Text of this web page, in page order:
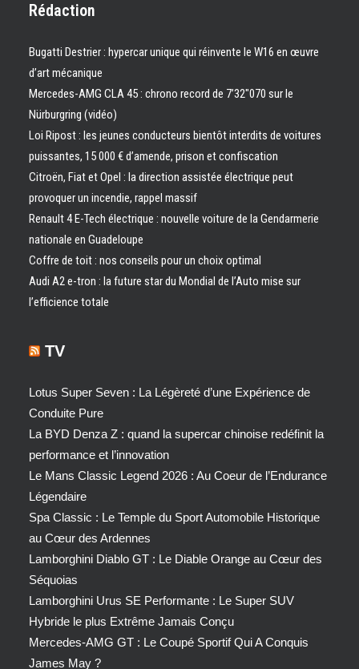
Rédaction
Bugatti Destrier : hypercar unique qui réinvente le W16 en œuvre
d’art mécanique
Mercedes-AMG CLA 45 : chrono record de 7’32″070 sur le
Nürburgring (vidéo)
Loi Ripost : les jeunes conducteurs bientôt interdits de voitures
puissantes, 15 000 € d’amende, prison et confiscation
Citroën, Fiat et Opel : la direction assistée électrique peut
provoquer un incendie, rappel massif
Renault 4 E-Tech électrique : nouvelle voiture de la Gendarmerie
nationale en Guadeloupe
Coffre de toit : nos conseils pour un choix optimal
Audi A2 e-tron : la future star du Mondial de l’Auto mise sur
l’efficience totale
TV
Lotus Super Seven : La Légèreté d’une Expérience de
Conduite Pure
La BYD Denza Z : quand la supercar chinoise redéfinit la
performance et l’innovation
Le Mans Classic Legend 2026 : Au Coeur de l’Endurance
Légendaire
Spa Classic : Le Temple du Sport Automobile Historique
au Cœur des Ardennes
Lamborghini Diablo GT : Le Diable Orange au Cœur des
Séquoias
Lamborghini Urus SE Performante : Le Super SUV
Hybride le plus Extrême Jamais Conçu
Mercedes-AMG GT : Le Coupé Sportif Qui A Conquis
James May ?